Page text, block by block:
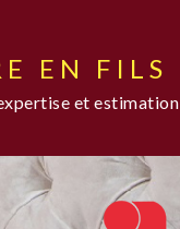
EN FILS
et estimation